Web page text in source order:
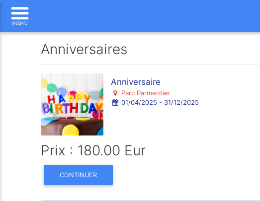
Anniversaires
Anniversaire
Parc Parmentier
01/04/2025 - 31/12/2025
Prix : 180.00 Eur
CONTINUER